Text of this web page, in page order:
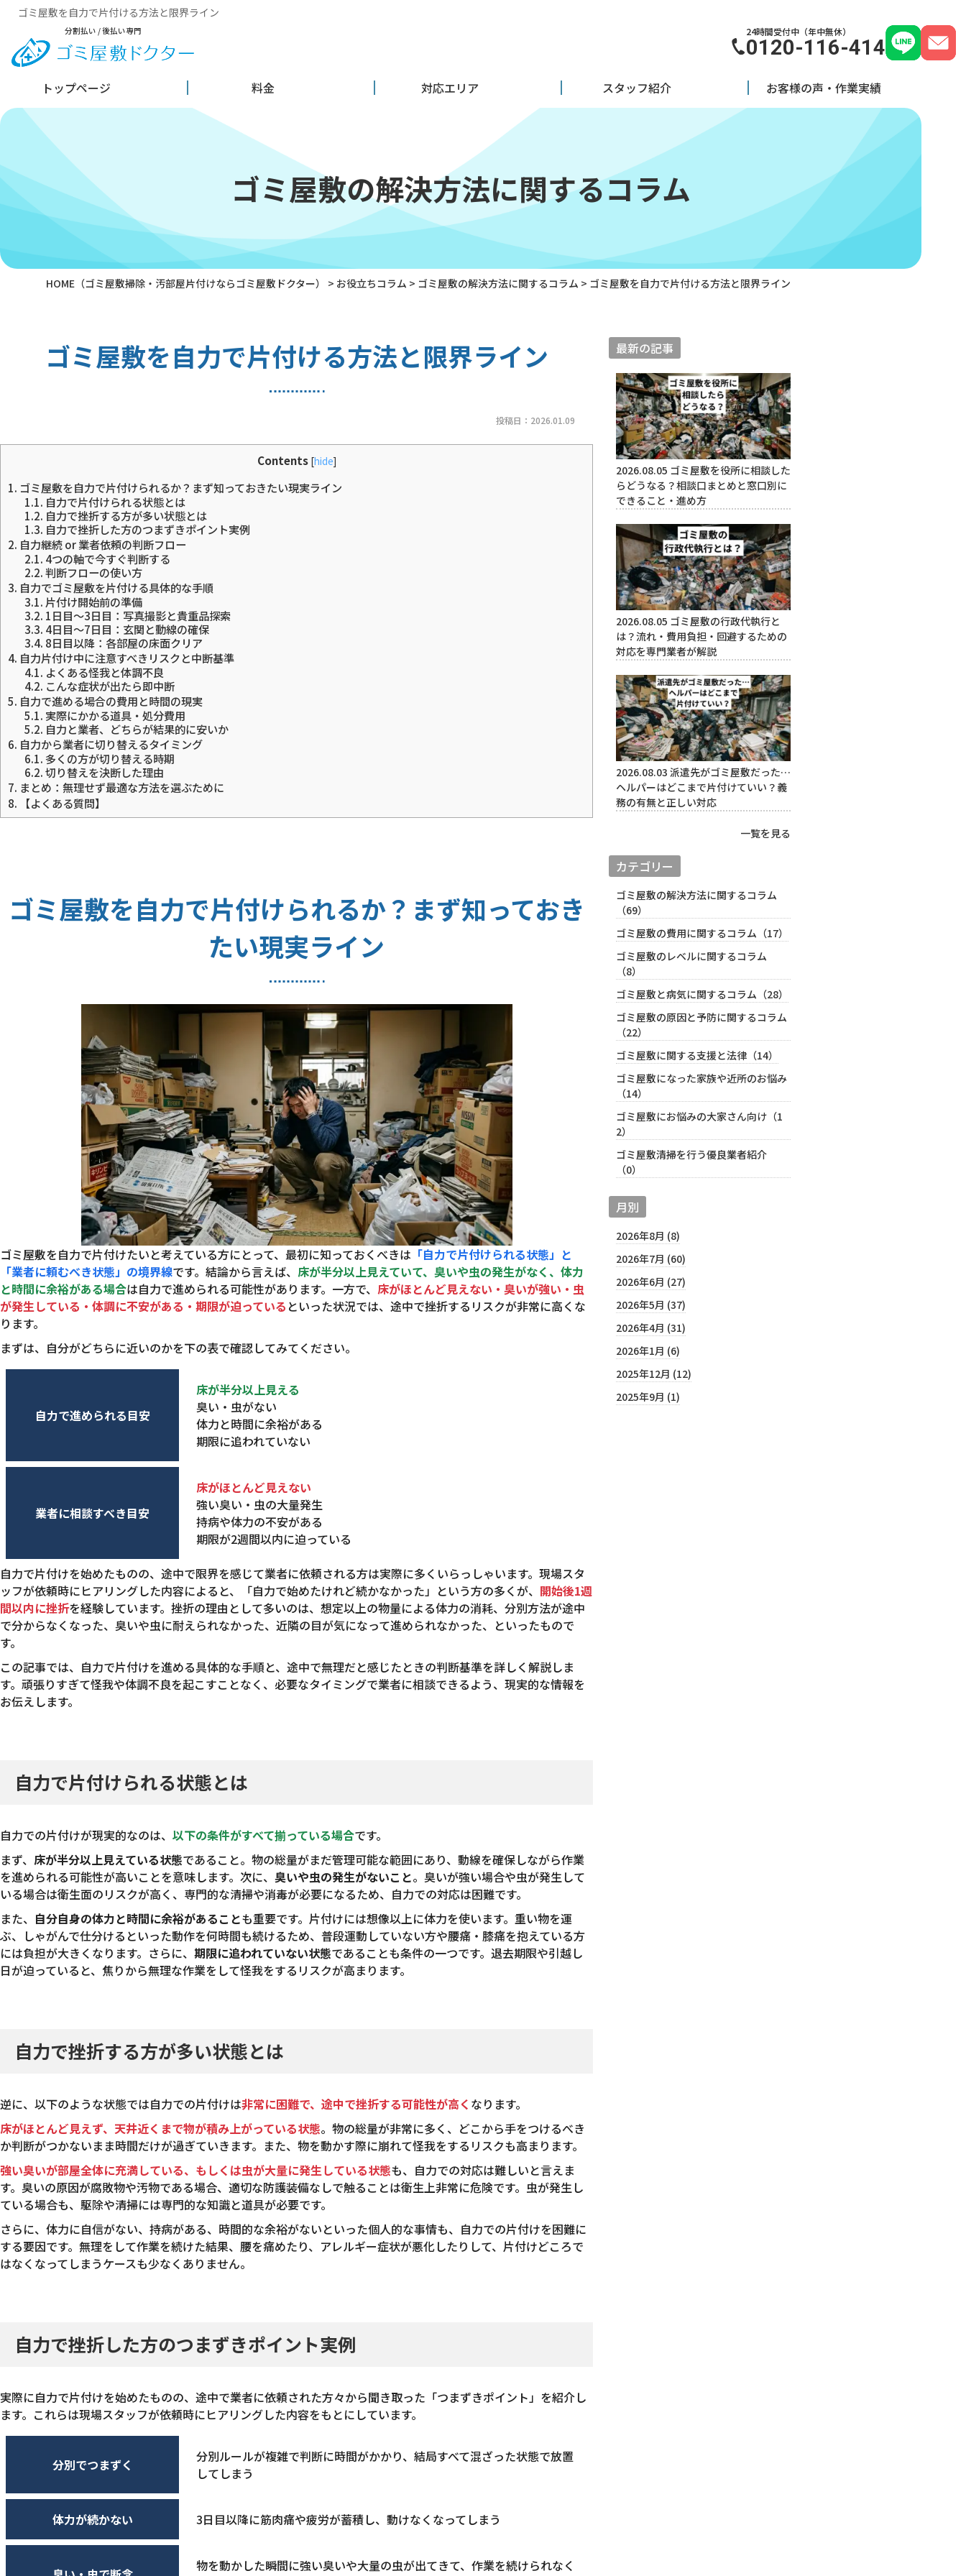
ゴミ屋敷を自力で片付ける方法と限界ライン
分割払い / 後払い専門 24時間受付中（年中無休）
0120-116-414
トップページ 料金 対応エリア スタッフ紹介 お客様の声・作業実績
ゴミ屋敷の解決方法に関するコラム
HOME （ゴミ屋敷掃除・汚部屋片付けならゴミ屋敷ドクター） > お役立ちコラム > ゴミ屋敷の解決方法に関するコラム > ゴミ屋敷を自力で片付ける方法と限界ライン
ゴミ屋敷を自力で片付ける方法と限界ライン
投稿日： 2026.01.09
Contents [hide]
1. ゴミ屋敷を自力で片付けられるか？まず知っておきたい現実ライン
1.1. 自力で片付けられる状態とは
1.2. 自力で挫折する方が多い状態とは
1.3. 自力で挫折した方のつまずきポイント実例
2. 自力継続 or 業者依頼の判断フロー
2.1. 4つの軸で今すぐ判断する
2.2.判断フローの使い方
3. 自力でゴミ屋敷を片付ける具体的な手順
3.1. 片付け開始前の準備
3.2. 1日目〜3日目：写真撮影と貴重品探索
3.3. 4日目〜7日目：玄関と動線の確保
3.4. 8日目以降：各部屋の床面クリア
4. 自力片付け中に注意すべきリスクと中断基準
4.1. よくある怪我と体調不良
4.2. こんな症状が出たら即中断
5. 自力で進める場合の費用と時間の現実
5.1. 実際にかかる道具・処分費用
5.2. 自力と業者、どちらが結果的に安いか
6. 自力から業者に切り替えるタイミング
6.1.多くの方が切り替える時期
6.2.切り替えを決断した理由
7. まとめ：無理せず最適な方法を選ぶために
8. 【よくある質問】
ゴミ屋敷を自力で片付けられるか？まず知っておき
たい現実ライン
ゴミ屋敷を自力で片付けたいと考えている方にとって、最初に知っておくべきは 「自力で片付けられる状態」と
「業者に頼むべき状態」の境界線です。結論から言えば、 床が半分以上見えていて、臭いや虫の発生がなく、体力
と時間に余裕がある場合は自力で進められる可能性があります。一方で、 床がほとんど見えない・臭いが強い・虫
が発生している・体調に不安がある・期限が迫っている といった状況では、途中で挫折するリスクが非常に高くな
ります。
まずは、自分がどちらに近いのかを下の表で確認してみてください。
自力で進められる目安
床が半分以上見える
臭い・虫がない
体力と時間に余裕がある
期限に追われていない
業者に相談すべき目安
床がほとんど見えない
強い臭い・虫の大量発生
持病や体力の不安がある
期限が2週間以内に迫っている
自力で片付けを始めたものの、途中で限界を感じて業者に依頼される方は実際に多くいらっしゃいます。現場スタ
ッフが依頼時にヒアリングした内容によると、「自力で始めたけれど続かなかった」という方の多くが、 開始後1週
間以内に挫折を経験しています。挫折の理由として多いのは、想定以上の物量による体力の消耗、分別方法が途中
で分からなくなった、臭いや虫に耐えられなかった、近隣の目が気になって進められなかった、といったもので
す。
この記事では、自力で片付けを進める具体的な手順と、途中で無理だと感じたときの判断基準を詳しく解説しま
す。頑張りすぎて怪我や体調不良を起こすことなく、必要なタイミングで業者に相談できるよう、現実的な情報を
お伝えします。
自力で片付けられる状態とは
自力での片付けが現実的なのは、 以下の条件がすべて揃っている場合です。
まず、 床が半分以上見えている状態であること。物の総量がまだ管理可能な範囲にあり、動線を確保しながら作業
を進められる可能性が高いことを意味します。次に、 臭いや虫の発生がないこと。臭いが強い場合や虫が発生して
いる場合は衛生面のリスクが高く、専門的な清掃や消毒が必要になるため、自力での対応は困難です。
また、 自分自身の体力と時間に余裕があることも重要です。片付けには想像以上に体力を使います。重い物を運
ぶ、しゃがんで仕分けるといった動作を何時間も続けるため、普段運動していない方や腰痛・膝痛を抱えている方
には負担が大きくなります。さらに、 期限に追われていない状態であることも条件の一つです。退去期限や引越し
日が迫っていると、焦りから無理な作業をして怪我をするリスクが高まります。
自力で挫折する方が多い状態とは
逆に、以下のような状態では自力での片付けは非常に困難で、途中で挫折する可能性が高く なります。
床がほとんど見えず、天井近くまで物が積み上がっている状態。物の総量が非常に多く、どこから手をつけるべき
か判断がつかないまま時間だけが過ぎていきます。また、物を動かす際に崩れて怪我をするリスクも高まります。
強い臭いが部屋全体に充満している、もしくは虫が大量に発生している状態も、自力での対応は難しいと言えま
す。臭いの原因が腐敗物や汚物である場合、適切な防護装備なしで触ることは衛生上非常に危険です。虫が発生し
ている場合も、駆除や清掃には専門的な知識と道具が必要です。
さらに、体力に自信がない、持病がある、時間的な余裕がないといった個人的な事情も、自力での片付けを困難に
する要因です。無理をして作業を続けた結果、腰を痛めたり、アレルギー症状が悪化したりして、片付けどころで
はなくなってしまうケースも少なくありません。
自力で挫折した方のつまずきポイント実例
実際に自力で片付けを始めたものの、途中で業者に依頼された方々から聞き取った「つまずきポイント」を紹介し
ます。これらは現場スタッフが依頼時にヒアリングした内容をもとにしています。
分別でつまずく
分別ルールが複雑で判断に時間がかかり、結局すべて混ざった状態で放置
してしまう
体力が続かない 3日目以降に筋肉痛や疲労が蓄積し、動けなくなってしまう
物を動かした瞬間に強い臭いや大量の虫が出てきて、作業を続けられなく
最新の記事
2026.08.05 ゴミ屋敷を役所に相談した
らどうなる？相談口まとめと窓口別に
できること・進め方
2026.08.05 ゴミ屋敷の行政代執行と
は？流れ・費用負担・回避するための
対応を専門業者が解説
2026.08.03 派遣先がゴミ屋敷だった…
ヘルパーはどこまで片付けていい？義
務の有無と正しい対応
一覧を見る
カテゴリー
ゴミ屋敷の解決方法に関するコラム
（69）
ゴミ屋敷の費用に関するコラム（17）
ゴミ屋敷のレベルに関するコラム
（8）
ゴミ屋敷と病気に関するコラム（28）
ゴミ屋敷の原因と予防に関するコラム
（22）
ゴミ屋敷に関する支援と法律（14）
ゴミ屋敷になった家族や近所のお悩み
（14）
ゴミ屋敷にお悩みの大家さん向け（1
2）
ゴミ屋敷清掃を行う優良業者紹介
（0）
月別
2026年8月 (8)
2026年7月 (60)
2026年6月 (27)
2026年5月 (37)
2026年4月 (31)
2026年1月 (6)
2025年12月 (12)
2025年9月 (1)